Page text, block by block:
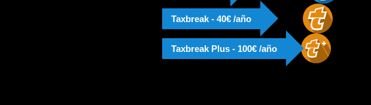
Taxbreak - 40€ /año
Taxbreak Plus - 100€ /año